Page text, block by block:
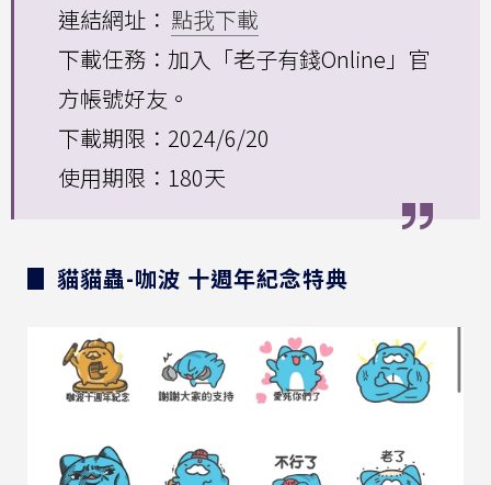
連結網址： 點我下載
下載任務：加入「老子有錢Online」官
方帳號好友。
下載期限：2024/6/20
使用期限：180天
▊ 貓貓蟲-咖波 十週年紀念特典